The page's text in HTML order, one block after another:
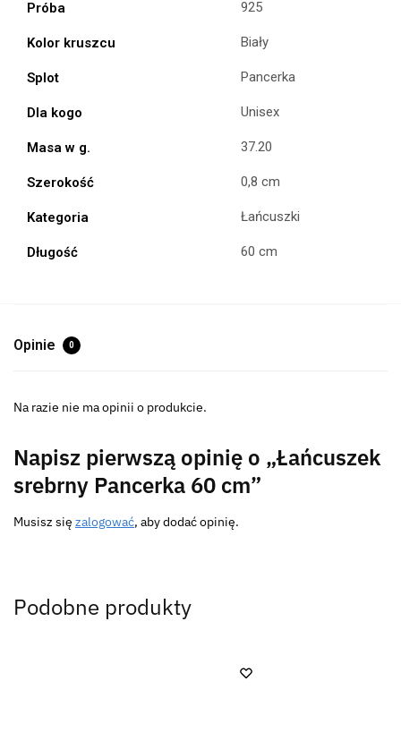
Próba 925
Kolor kruszcu Biały
Splot Pancerka
Dla kogo Unisex
Masa w g. 37.20
Szerokość 0,8 cm
Kategoria Łańcuszki
Długość 60 cm
Opinie 0
Na razie nie ma opinii o produkcie.
Napisz pierwszą opinię o „Łańcuszek
srebrny Pancerka 60 cm”
Musisz się zalogować, aby dodać opinię.
Podobne produkty